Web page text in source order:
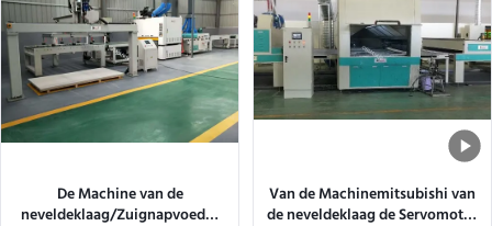
De Machine van de
neveldeklaag/Zuignapvoeder
Van de Machinemitsubishi van
de neveldeklaag de Servomotor